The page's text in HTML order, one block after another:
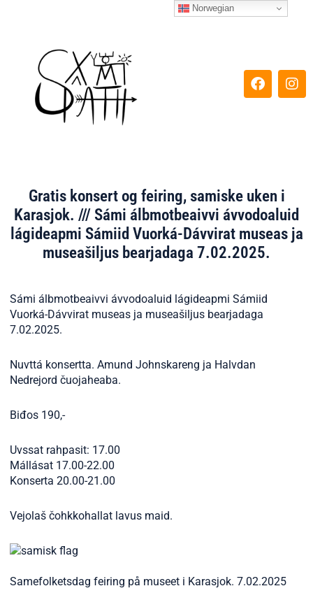
F
a
I
n
Gratis konsert og feiring, samiske uken i
Karasjok. /// Sámi álbmotbeaivvi ávvodoaluid
lágideapmi Sámiid Vuorká-Dávvirat museas ja
museašiljus bearjadaga 7.02.2025.
Sámi álbmotbeaivvi ávvodoaluid lágideapmi Sámiid
Vuorká-Dávvirat museas ja museašiljus bearjadaga
7.02.2025.
Nuvttá konsertta. Amund Johnskareng ja Halvdan
Nedrejord čuojaheaba.
Biđos 190,-
Uvssat rahpasit: 17.00
Mállásat 17.00-22.00
Konserta 20.00-21.00
Vejolaš čohkkohallat lavus maid.
Samefolketsdag feiring på museet i Karasjok. 7.02.2025
Norwegian